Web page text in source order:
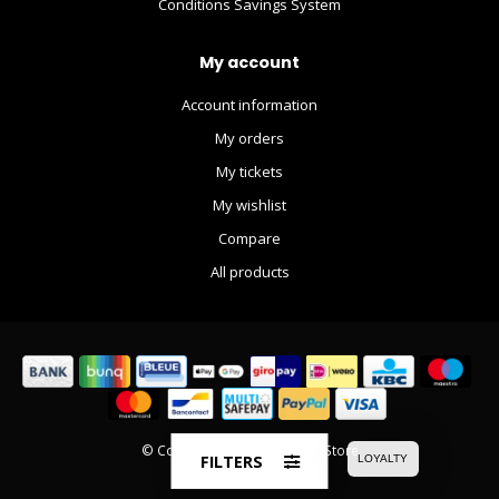
My account
Account information
My orders
My tickets
My wishlist
Compare
All products
© Copyright 2026 The Movie Store
FILTERS LOYALTY